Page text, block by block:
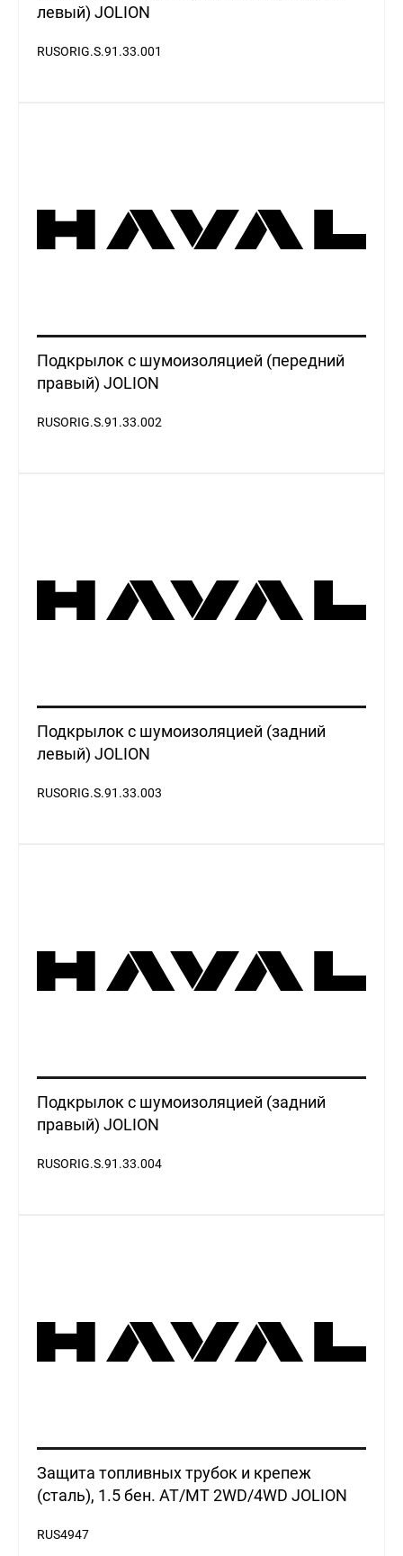
левый) JOLION
RUSORIG.S.91.33.001
Подкрылок с шумоизоляцией (передний
правый) JOLION
RUSORIG.S.91.33.002
Подкрылок с шумоизоляцией (задний
левый) JOLION
RUSORIG.S.91.33.003
Подкрылок с шумоизоляцией (задний
правый) JOLION
RUSORIG.S.91.33.004
Защита топливных трубок и крепеж
(сталь), 1.5 бен. AT/MT 2WD/4WD JOLION
RUS4947